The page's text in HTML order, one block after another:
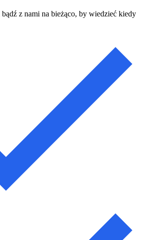
z nami na bieżąco, by wiedzieć kiedy